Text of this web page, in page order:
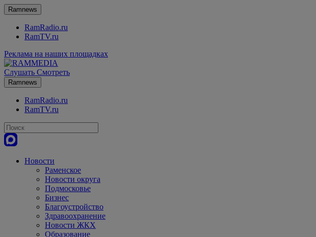
Ramnews
RamRadio.ru
RamTV.ru
Реклама на наших площадках
Слушать Смотреть
Ramnews
RamRadio.ru
RamTV.ru
Новости
Раменское
Новости округа
Подмосковье
Бизнес
Благоустройство
Здравоохранение
Новости ЖКХ
Образование